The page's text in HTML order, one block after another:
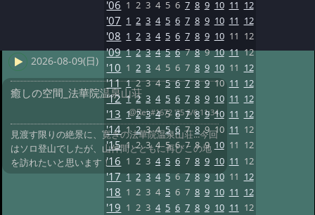
2026-08-09(日)
癒しの空間_法華院温泉山荘
@Rei#1672 '25 6/6 11:34
見渡す限りの絶景に、寛ぎの法華院温泉山荘...今回
はソロ登山でしたが、山仲間とともに再びこの地
を訪れたいと思います！
'06 1 2 3 4 5 6 7 8 9 10 11 12
'07 1 2 3 4 5 6 7 8 9 10 11 12
'08 1 2 3 4 5 6 7 8 9 10 11 12
'09 1 2 3 4 5 6 7 8 9 10 11 12
'10 1 2 3 4 5 6 7 8 9 10 11 12
'11 1 2 3 4 5 6 7 8 9 10 11 12
'12 1 2 3 4 5 6 7 8 9 10 11 12
'13 1 2 3 4 5 6 7 8 9 10 11 12
'14 1 2 3 4 5 6 7 8 9 10 11 12
'15 1 2 3 4 5 6 7 8 9 10 11 12
'16 1 2 3 4 5 6 7 8 9 10 11 12
'17 1 2 3 4 5 6 7 8 9 10 11 12
'18 1 2 3 4 5 6 7 8 9 10 11 12
'19 1 2 3 4 5 6 7 8 9 10 11 12